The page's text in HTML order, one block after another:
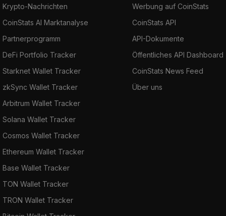
Krypto-Nachrichten
CoinStats AI Marktanalyse
Partnerprogramm
DeFi Portfolio Tracker
Starknet Wallet Tracker
zkSync Wallet Tracker
Arbitrum Wallet Tracker
Solana Wallet Tracker
Cosmos Wallet Tracker
Ethereum Wallet Tracker
Base Wallet Tracker
TON Wallet Tracker
TRON Wallet Tracker
Werbung auf CoinStats
CoinStats API
API-Dokumente
Öffentliches API Dashboard
CoinStats News Feed
Über uns